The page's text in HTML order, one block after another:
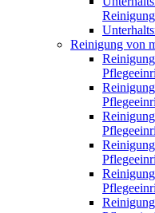
Reinigung von